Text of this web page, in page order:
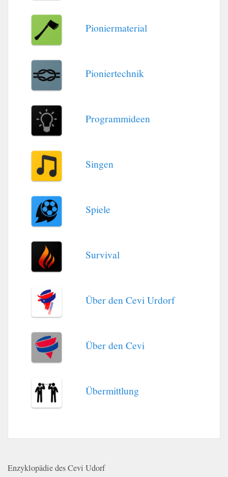
Pioniermaterial
Pioniertechnik
Programmideen
Singen
Spiele
Survival
Über den Cevi Urdorf
Über den Cevi
Übermittlung
Enzyklopädie des Cevi Udorf